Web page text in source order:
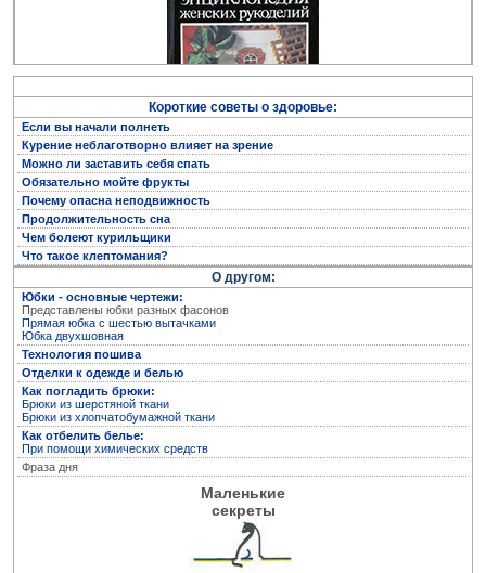
Полная энциклопедия женских рукоделий
Короткие советы о здоровье:
Если вы начали полнеть
Курение неблаготворно влияет на зрение
Можно ли заставить себя спать
Обязательно мойте фрукты
Почему опасна неподвижность
Продолжительность сна
Чем болеют курильщики
Что такое клептомания?
О другом:
Юбки - основные чертежи:
Представлены юбки разных фасонов
Прямая юбка с шестью вытачками
Юбка двухшовная
Технология пошива
Отделки к одежде и белью
Как погладить брюки:
Брюки из шерстяной ткани
Брюки из хлопчатобумажной ткани
Как отбелить белье:
При помощи химических средств
Фраза дня
Маленькие
секреты